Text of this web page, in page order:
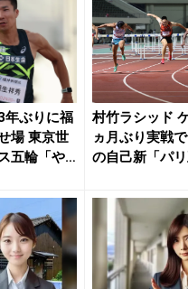
年ぶりに福
場 東京世
五輪「や
村竹ラシッド
ヵ月ぶり実戦
の自己新「パ